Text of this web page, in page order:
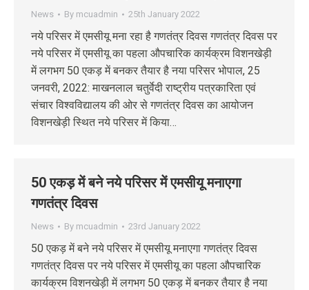
News By mcuadmin 25th January 2022
नये परिसर में एमसीयू मना रहा है गणतंत्र दिवस गणतंत्र दिवस पर
नये परिसर में एमसीयू का पहला औपचारिक कार्यक्रम विशनखेड़ी
में लगभग 50 एकड़ में बनकर तैयार है नया परिसर भोपाल, 25
जनवरी, 2022: माखनलाल चतुर्वेदी राष्ट्रीय पत्रकारिता एवं
संचार विश्वविद्यालय की ओर से गणतंत्र दिवस का आयोजन
विशनखेड़ी स्थित नये परिसर में किया…
50 एकड़ में बने नये परिसर में एमसीयू मनाएगा
गणतंत्र दिवस
News By mcuadmin 23rd January 2022
50 एकड़ में बने नये परिसर में एमसीयू मनाएगा गणतंत्र दिवस
गणतंत्र दिवस पर नये परिसर में एमसीयू का पहला औपचारिक
कार्यक्रम विशनखेड़ी में लगभग 50 एकड़ में बनकर तैयार है नया